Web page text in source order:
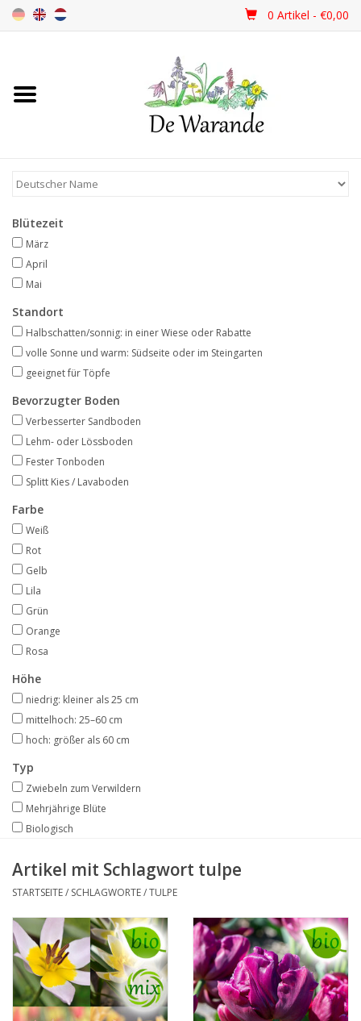
0 Artikel - €0,00
Startseite
Frühjahrsblüher
Sommerblüher
Herbstblüher
Schattenpflanzen
Angebote
Bodenverbesserung
SONSTIGE PRODUKTE
Beratung
Unser Garten!
Starke Zwiebel Tage
Neuigkeiten
Blütezeit
März
April
Mai
Standort
Halbschatten/sonnig: in einer Wiese oder Rabatte
volle Sonne und warm: Südseite oder im Steingarten
geeignet für Töpfe
Bevorzugter Boden
Verbesserter Sandboden
Lehm- oder Lössboden
Fester Tonboden
Splitt Kies / Lavaboden
Farbe
Weiß
Rot
Gelb
Lila
Grün
Orange
Rosa
Höhe
niedrig: kleiner als 25 cm
mittelhoch: 25–60 cm
hoch: größer als 60 cm
Typ
Zwiebeln zum Verwildern
Mehrjährige Blüte
Biologisch
Artikel mit Schlagwort tulpe
STARTSEITE/ SCHLAGWORTE/TULPE